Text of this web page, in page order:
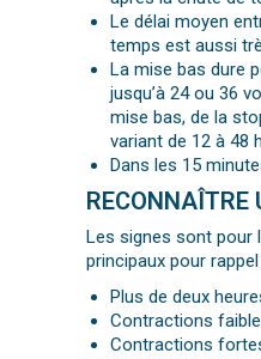
Le délai moyen
temps est aussi
La mise bas dure
jusqu’à 24 ou 36
mise bas, de la
variant de 12 à 48
Dans les 15
RECONNAÎTRE
Les signes sont pour
principaux pour rappel
Plus de deux
Contractions
Contractions